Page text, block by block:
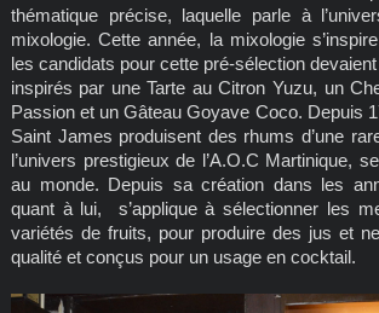
thématique précise, laquelle parle à
mixologie. Cette année, la mixologie
les candidats pour cette pré-sélection
inspirés par une Tarte au Citron Yuzu, un
Passion et un Gâteau Goyave Coco. Depuis
Saint James produisent des rhums d’une
l’univers prestigieux de l’A.O.C Martinique,
au monde. Depuis sa création dans les
quant à lui, s’applique à sélectionner les
variétés de fruits, pour produire des jus et
qualité et conçus pour un usage en cocktail.